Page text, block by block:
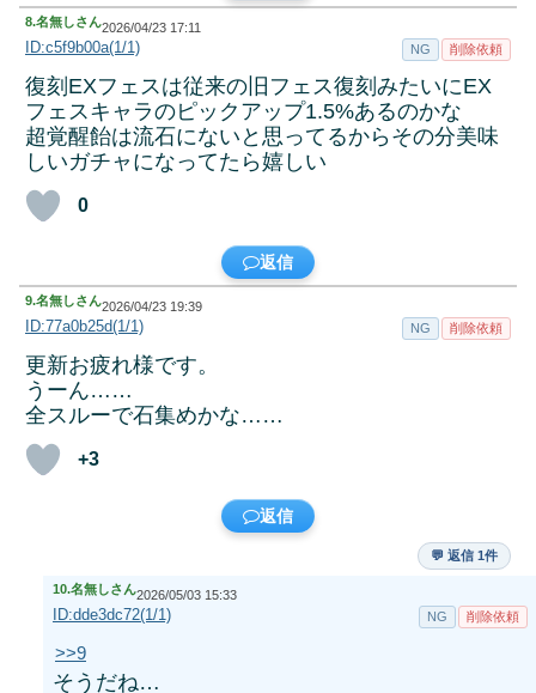
8.名無しさん2026/04/23 17:11
ID:c5f9b00a(1/1) NG 削除依頼
復刻EXフェスは従来の旧フェス復刻みたいにEX
フェスキャラのピックアップ1.5%あるのかな
超覚醒飴は流石にないと思ってるからその分美味
しいガチャになってたら嬉しい
0
返信
9.名無しさん2026/04/23 19:39
ID:77a0b25d(1/1) NG 削除依頼
更新お疲れ様です。
うーん……
全スルーで石集めかな……
+3
返信
💬 返信 1件
10.名無しさん2026/05/03 15:33
ID:dde3dc72(1/1) NG 削除依頼
>>9
そうだね…